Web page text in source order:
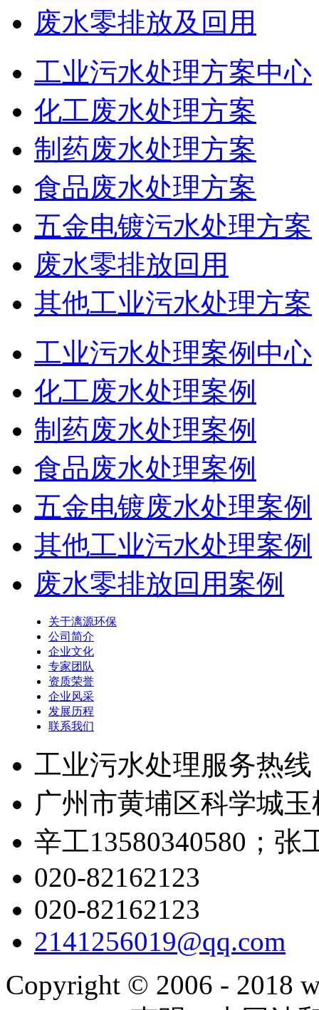
废水零排放及回用
工业污水处理方案中心
化工废水处理方案
制药废水处理方案
食品废水处理方案
五金电镀污水处理方案
废水零排放回用
其他工业污水处理方案
工业污水处理案例中心
化工废水处理案例
制药废水处理案例
食品废水处理案例
五金电镀废水处理案例
其他工业污水处理案例
废水零排放回用案例
关于漓源环保
公司简介
企业文化
专家团队
资质荣誉
企业风采
发展历程
联系我们
工业污水处理服务热线
广州市黄埔区科学城
辛工13580340580；张
020-82162123
020-82162123
2141256019@qq.com
Copyright © 2006 - 2018